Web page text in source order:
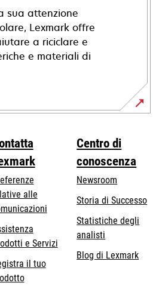
sua attenzione
Lexmark offre
a riciclare e
e materiali di
alle
e Servizi
il tuo
Centro di
conoscenza
Newsroom
Storia di Successo
Statistiche degli
analisti
Blog di Lexmark